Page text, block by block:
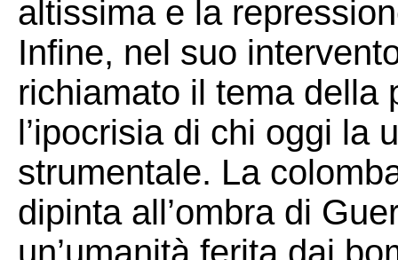
altissima e la
Infine, nel suo
richiamato il tema della
l’ipocrisia di chi oggi la
strumentale. La
dipinta all’ombra di
un’umanità ferita dai